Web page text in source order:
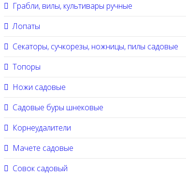
Грабли, вилы, культивары ручные
Лопаты
Секаторы, сучкорезы, ножницы, пилы садовые
Топоры
Ножи садовые
Садовые буры шнековые
Корнеудалители
Мачете садовые
Совок садовый